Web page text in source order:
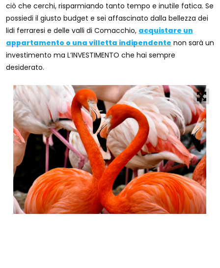
ciò che cerchi, risparmiando tanto tempo e inutile fatica. Se
possiedi il giusto budget e sei affascinato dalla bellezza dei
lidi ferraresi e delle valli di Comacchio, acquistare un
appartamento o una villetta indipendente non sarà un
investimento ma L’INVESTIMENTO che hai sempre
desiderato.